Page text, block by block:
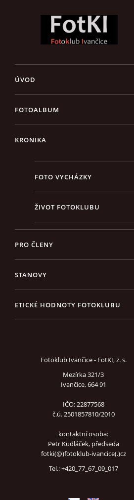
ÚVOD
FOTOALBUM
KRONIKA
FOTO VYCHÁZKY
ŽIVOT FOTOKLUBU
PRO ČLENY
STANOVY
ETICKÉ HODNOTY FOTOKLUBU
Fotoklub Ivančice - FotKI, z. s.
Mezírka 321/3
Ivančice, 664 91
IČO: 22877568
č.ú. 2501857810/2010
kontaktní osoba:
Petr Kudláček, předseda
fotki(@)fotoklub-ivancice(.)cz
Tel.: +420_77_67_09_017